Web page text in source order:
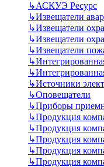
↳АСКУЭ Ресурс
↳Извещатели
↳Извещатели
↳Извещатели
↳Извещатели
↳
↳
↳Источники
↳Оповещатели
↳Приборы
↳Продукция
↳Продукция
↳Продукция
↳Продукция
↳Продукция